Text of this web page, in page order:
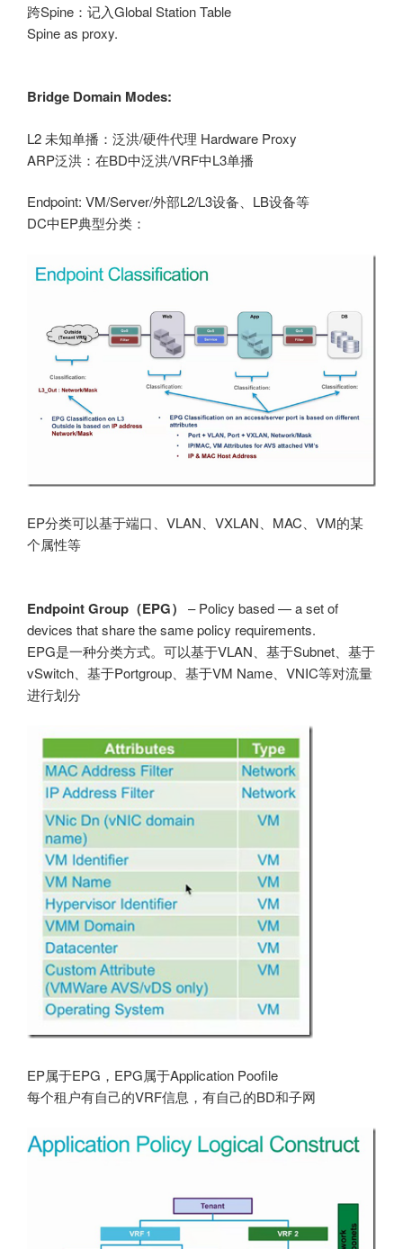
跨Spine：记入Global Station Table
Spine as proxy.
Bridge Domain Modes:
L2 未知单播：泛洪/硬件代理 Hardware Proxy
ARP泛洪：在BD中泛洪/VRF中L3单播
Endpoint: VM/Server/外部L2/L3设备、LB设备等
DC中EP典型分类：
EP分类可以基于端口、VLAN、VXLAN、MAC、VM的某
个属性等
Endpoint Group（EPG）
– Policy based — a set of
devices that share the same policy requirements.
EPG是一种分类方式。可以基于VLAN、基于Subnet、基于
vSwitch、基于Portgroup、基于VM Name、VNIC等对流量
进行划分
EP属于EPG，EPG属于Application Poofile
每个租户有自己的VRF信息，有自己的BD和子网